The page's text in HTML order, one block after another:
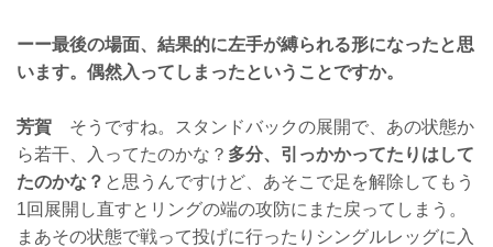
ーー最後の場面、結果的に左手が縛られる形になったと思
います。偶然入ってしまったということですか。
芳賀 そうですね。スタンドバックの展開で、あの状態か
ら若干、入ってたのかな？ 多分、引っかかってたりはして
たのかな？ と思うんですけど、あそこで足を解除してもう
1回展開し直すとリングの端の攻防にまた戻ってしまう。
まあその状態で戦って投げに行ったりシングルレッグに入